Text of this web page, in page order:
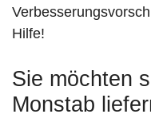
Hilfe!
Sie möchten
Monstab